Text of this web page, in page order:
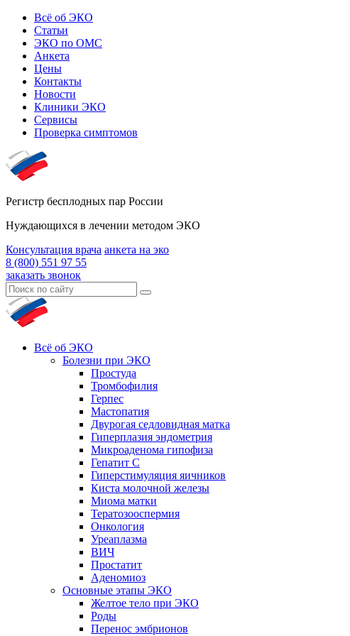
Всё об ЭКО
Статьи
ЭКО по ОМС
Анкета
Цены
Контакты
Новости
Клиники ЭКО
Сервисы
Проверка симптомов
Регистр бесплодных пар России
Нуждающихся в лечении методом ЭКО
Консультация врача анкета на эко
8 (800) 551 97 55
заказать звонок
Всё об ЭКО
Болезни при ЭКО
Простуда
Тромбофилия
Герпес
Мастопатия
Двурогая седловидная матка
Гиперплазия эндометрия
Микроаденома гипофиза
Гепатит С
Гиперстимуляция яичников
Киста молочной железы
Миома матки
Тератозооспермия
Онкология
Уреаплазма
ВИЧ
Простатит
Аденомиоз
Основные этапы ЭКО
Желтое тело при ЭКО
Роды
Перенос эмбрионов